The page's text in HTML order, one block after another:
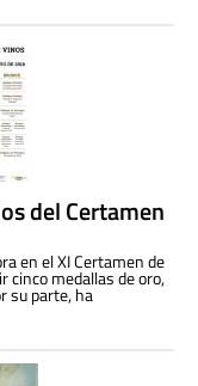
del Certamen
en el XI Certamen de
cinco medallas de oro,
su parte, ha